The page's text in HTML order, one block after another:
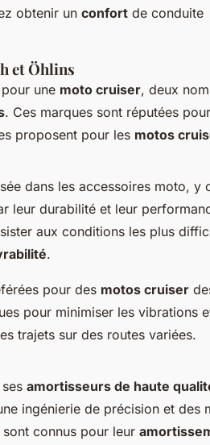
obtenir un confort de conduite
et Öhlins
une moto cruiser, deux
. Ces marques sont réputées
proposent pour les motos
dans les accessoires moto, y
leur durabilité et leur
aux conditions les plus
.
pour des motos cruiser
pour minimiser les vibrations
trajets sur des routes variées.
amortisseurs de haute
ingénierie de précision et des
sont connus pour leur